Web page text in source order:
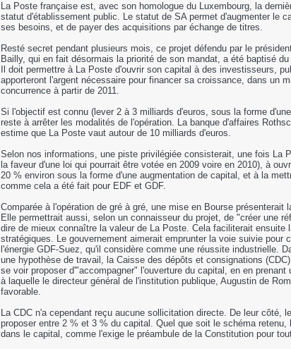
La Poste française est, avec son homologue du Luxembourg, la
statut d'établissement public. Le statut de SA permet d'augmenter le
ses besoins, et de payer des acquisitions par échange de titres.
Resté secret pendant plusieurs mois, ce projet défendu par le
Bailly, qui en fait désormais la priorité de son mandat, a été baptisé
Il doit permettre à La Poste d'ouvrir son capital à des investisseurs,
apporteront l'argent nécessaire pour financer sa croissance, dans un
concurrence à partir de 2011.
Si l'objectif est connu (lever 2 à 3 milliards d'euros, sous la forme
reste à arrêter les modalités de l'opération. La banque d'affaires
estime que La Poste vaut autour de 10 milliards d'euros.
Selon nos informations, une piste privilégiée consisterait, une fois La
la faveur d'une loi qui pourrait être votée en 2009 voire en 2010), à
20 % environ sous la forme d'une augmentation de capital, et à la
comme cela a été fait pour EDF et GDF.
Comparée à l'opération de gré à gré, une mise en Bourse présenterait
Elle permettrait aussi, selon un connaisseur du projet, de "créer une
dire de mieux connaître la valeur de La Poste. Cela faciliterait ensuite
stratégiques. Le gouvernement aimerait emprunter la voie suivie pour
l'énergie GDF-Suez, qu'il considère comme une réussite industrielle.
une hypothèse de travail, la Caisse des dépôts et consignations
se voir proposer d'"accompagner" l'ouverture du capital, en en
à laquelle le directeur général de l'institution publique, Augustin de
favorable.
La CDC n'a cependant reçu aucune sollicitation directe. De leur côté,
proposer entre 2 % et 3 % du capital. Quel que soit le schéma retenu,
dans le capital, comme l'exige le préambule de la Constitution pour